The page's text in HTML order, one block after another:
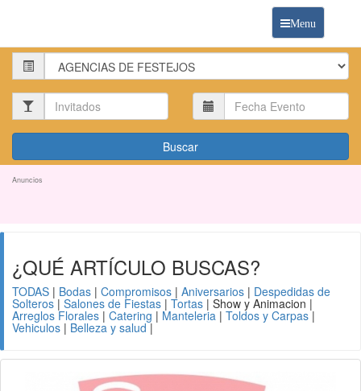
Menu
Categoria:
Invitados:
Anuncios
¿QUÉ ARTÍCULO BUSCAS?
TODAS | Bodas | Compromisos | Aniversarios | Despedidas de
Solteros| Salones de Fiestas | Tortas | Show y Animacion |
Arreglos Florales | Catering | Manteleria | Toldos y Carpas|
Vehiculos | Belleza y salud|